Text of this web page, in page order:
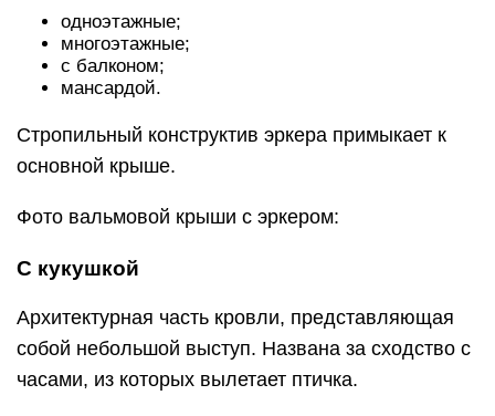
одноэтажные;
многоэтажные;
с балконом;
мансардой.
Стропильный конструктив эркера примыкает к
основной крыше.
Фото вальмовой крыши с эркером:
С кукушкой
Архитектурная часть кровли, представляющая
собой небольшой выступ. Названа за сходство с
часами, из которых вылетает птичка.